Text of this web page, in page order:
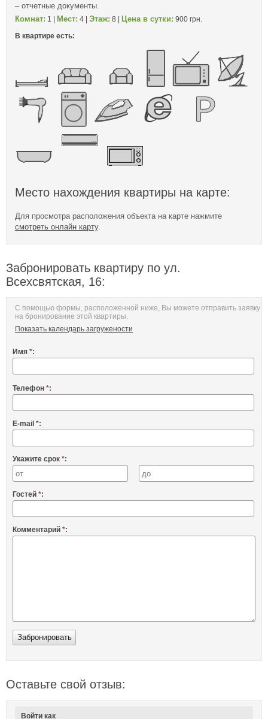
– отчетные документы.
Комнат: 1 | Мест: 4 | Этаж: 8 | Цена в сутки: 900 грн.
В квартире есть:
Место нахождения квартиры на карте:
Для просмотра расположения объекта на карте нажмите
смотреть онлайн карту.
Забронировать квартиру по ул.
Всехсвятская, 16:
С помощью формы, расположенной ниже, Вы можете отправить заявку
на бронирование этой квартиры.
Показать календарь загружености
Имя *:
Телефон *:
E-mail *:
Укажите срок *:
Гостей *:
Комментарий *:
Оставьте свой отзыв:
Войти как